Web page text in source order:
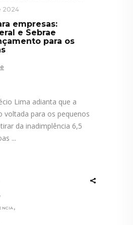
2024
empresas:
e Sebrae
para os
Lima adianta que a
voltada para os pequenos
da inadimplência 6,5
,
,